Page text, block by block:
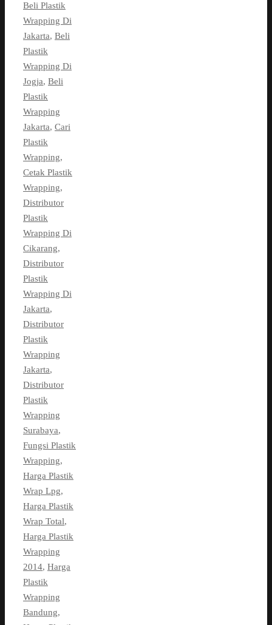
Beli Plastik
Wrapping Di
Jakarta, Beli
Plastik
Wrapping Di
Jogja, Beli
Plastik
Wrapping
Jakarta, Cari
Plastik
Wrapping,
Cetak Plastik
Wrapping,
Distributor
Plastik
Wrapping Di
Cikarang,
Distributor
Plastik
Wrapping Di
Jakarta,
Distributor
Plastik
Wrapping
Jakarta,
Distributor
Plastik
Wrapping
Surabaya,
Fungsi Plastik
Wrapping,
Harga Plastik
Wrap Lpg,
Harga Plastik
Wrap Total,
Harga Plastik
Wrapping
2014, Harga
Plastik
Wrapping
Bandung,